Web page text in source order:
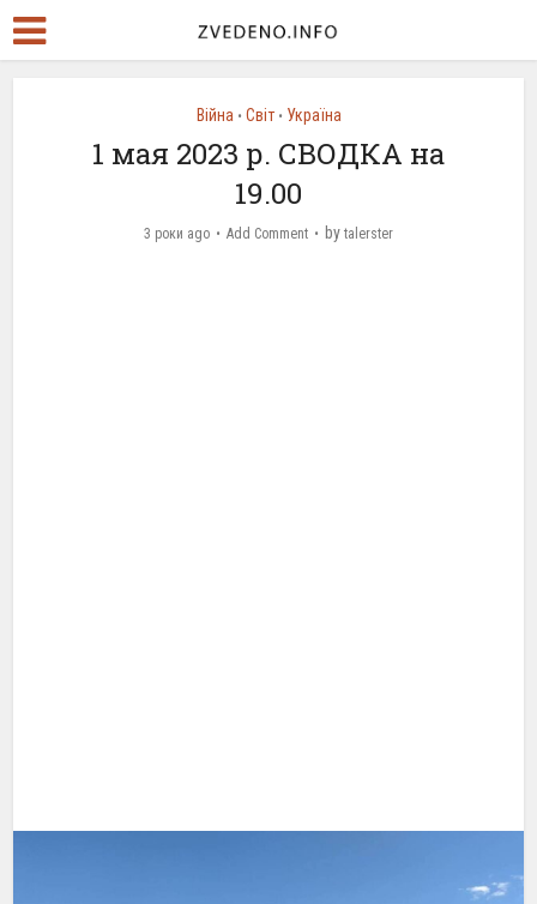
Війна • Світ • Україна
1 мая 2023 р. СВОДКА на
19.00
3 роки ago Add Comment by talerster